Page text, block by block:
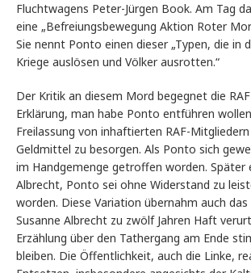
Fluchtwagens Peter-Jürgen Book. Am Tag
eine „Befreiungsbewegung Aktion Roter
Sie nennt Ponto einen dieser „Typen, die in
Kriege auslösen und Völker ausrotten.“
Der Kritik an diesem Mord begegnet die
Erklärung, man habe Ponto entführen
Freilassung von inhaftierten RAF-
Geldmittel zu besorgen. Als Ponto sich
im Handgemenge getroffen worden. Später
Albrecht, Ponto sei ohne Widerstand zu
worden. Diese Variation übernahm auch das
Susanne Albrecht zu zwölf Jahren Haft
Erzählung über den Tathergang am Ende
bleiben. Die Öffentlichkeit, auch die Linke,